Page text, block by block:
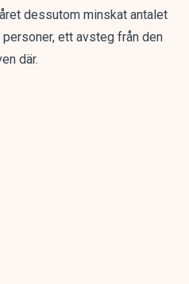
dessutom minskat antalet
ett avsteg från den
där.